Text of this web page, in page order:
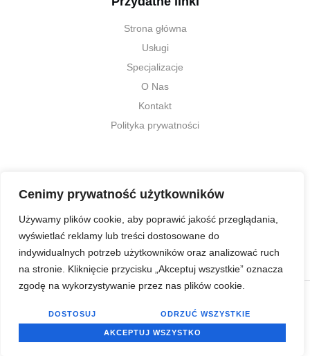
Cenimy prywatność użytkowników
Używamy plików cookie, aby poprawić jakość przeglądania,
wyświetlać reklamy lub treści dostosowane do
indywidualnych potrzeb użytkowników oraz analizować ruch
na stronie. Kliknięcie przycisku „Akceptuj wszystkie” oznacza
zgodę na wykorzystywanie przez nas plików cookie.
DOSTOSUJ ODRZUĆ WSZYSTKIE
AKCEPTUJ WSZYSTKO
Strona główna
Usługi
Specjalizacje
O Nas
Kontakt
Polityka prywatności
kontakt@nlslogistic.pl
+48 668 744 214
Realizacja: OptiWeb.pl
English